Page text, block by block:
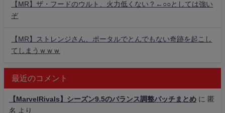
【MR】ザ・フードのウルト、火力低くない？←○○としては強い
ぞ
【MR】ストレンジさん、ポータルでとんでもない奇跡を起こし
てしまうｗｗｗ
最近のコメント
【MarvelRivals】シーズン9.5のバランス調整パッチまとめ に 匿
名 より